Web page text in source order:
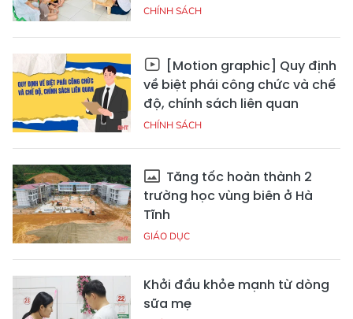
CHÍNH SÁCH
[Motion graphic] Quy định
về biệt phái công chức và chế
độ, chính sách liên quan
CHÍNH SÁCH
Tăng tốc hoàn thành 2
trường học vùng biên ở Hà
Tĩnh
GIÁO DỤC
Khởi đầu khỏe mạnh từ dòng
sữa mẹ